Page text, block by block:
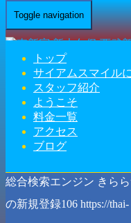
Toggle navigation
トップ
サイアムスマイル
スタッフ紹介
ようこそ
料金一覧
アクセス
ブログ
Monthly Blogs
Home -Blogs for 10月, 2018
link
siamsmile
2018年10月18日
タイマッサージ
総合検索エンジン きら
の新規登録106 https://thai-